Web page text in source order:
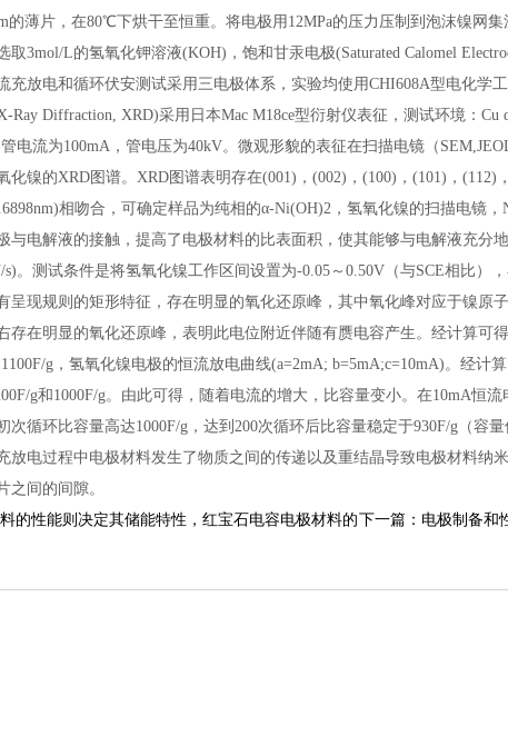
的薄片，在80℃下烘干至恒重。将电极用12MPa的压力压制到泡沫镍网
取3mol/L的氢氧化钾溶液(KOH)，饱和甘汞电极
充放电和循环伏安测试采用三电极体系，实验均使用CHI608A型电化学
RayDiffraction,XRD)采用日本MacM18ce型衍射仪表征，测试环境：
管电流为100mA，管电压为40kV。微观形貌的表征在扫描电镜（
化镍的XRD图谱。XRD图谱表明存在(001)，(002)，(100)，(101)，(112)
相吻合，可确定样品为纯相的α-Ni(OH)2，氢氧化镍的扫描电镜
与电解液的接触，提高了电极材料的比表面积，使其能够与电解液充分
s)。测试条件是将氢氧化镍工作区间设置为-0.05～0.50V（与SCE相比）
呈现规则的矩形特征，存在明显的氧化还原峰，其中氧化峰对应于镍原
存在明显的氧化还原峰，表明此电位附近伴随有赝电容产生。经计算可
g，氢氧化镍电极的恒流放电曲线(a=2mA;b=5mA;c=10mA)。经计
g和1000F/g。由此可得，随着电流的增大，比容量变小。在10mA恒
次循环比容量高达1000F/g，达到200次循环后比容量稳定于930F/g（容
放电过程中电极材料发生了物质之间的传递以及重结晶导致电极材料纳
之间的间隙。
的性能则决定其储能特性，红宝石电容电极材料的下一篇：电极制备和